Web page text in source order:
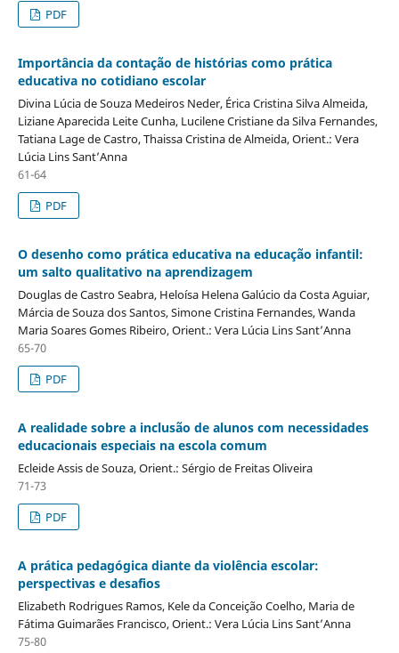
PDF
Importância da contação de histórias como prática
educativa no cotidiano escolar
Divina Lúcia de Souza Medeiros Neder, Érica Cristina Silva Almeida,
Liziane Aparecida Leite Cunha, Lucilene Cristiane da Silva Fernandes,
Tatiana Lage de Castro, Thaissa Cristina de Almeida, Orient.: Vera
Lúcia Lins Sant’Anna
61-64
PDF
O desenho como prática educativa na educação infantil:
um salto qualitativo na aprendizagem
Douglas de Castro Seabra, Heloísa Helena Galúcio da Costa Aguiar,
Márcia de Souza dos Santos, Simone Cristina Fernandes, Wanda
Maria Soares Gomes Ribeiro, Orient.: Vera Lúcia Lins Sant’Anna
65-70
PDF
A realidade sobre a inclusão de alunos com necessidades
educacionais especiais na escola comum
Ecleide Assis de Souza, Orient.: Sérgio de Freitas Oliveira
71-73
PDF
A prática pedagógica diante da violência escolar:
perspectivas e desafios
Elizabeth Rodrigues Ramos, Kele da Conceição Coelho, Maria de
Fátima Guimarães Francisco, Orient.: Vera Lúcia Lins Sant’Anna
75-80